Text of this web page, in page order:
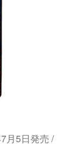
月5日発売 /